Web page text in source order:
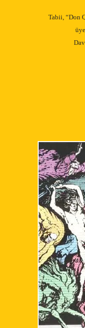
Tabii, “Don